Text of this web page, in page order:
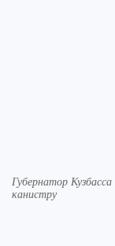
Губернатор
канистру